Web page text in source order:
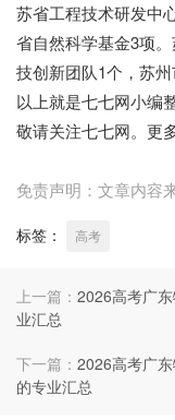
苏省工程技术研发中
省自然科学基金3项
技创新团队1个，苏州
以上就是七七网小编
敬请关注七七网。更
免责声明：文章内容
标签： 高考
上一篇： 2026高考广
业汇总
下一篇： 2026高考广
的专业汇总